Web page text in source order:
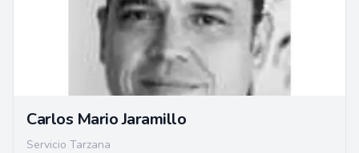
Carlos Mario Jaramillo
Servicio Tarzana